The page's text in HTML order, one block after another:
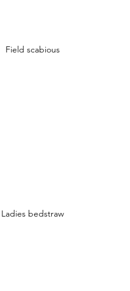
Field scabious
Ladies bedstraw